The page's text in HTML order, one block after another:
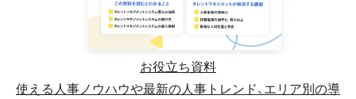
お役立ち資料
使える人事ノウハウや最新の人事トレンド、エリア別の導